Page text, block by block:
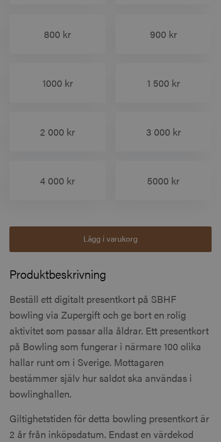
800 kr 900 kr
1000 kr 1 500 kr
2 000 kr 3 000 kr
4 000 kr 5000 kr
Lägg i varukorg
Produktbeskrivning
Beställ ett digitalt presentkort på SBHF
bowling via Zupergift och ge bort en rolig
aktivitet som passar alla åldrar. Ett presentkort
på Bowling som fungerar i närmare 100 olika
hallar runt om i Sverige. Mottagaren
bestämmer själv hur saldot ska användas i
bowlinghallen.
Giltighetstiden för detta bowling presentkort är
2 år från inköpsdatum. Endast en värdekod